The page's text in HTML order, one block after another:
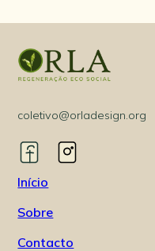
coletivo@orladesign.org
Início
Sobre
Contacto